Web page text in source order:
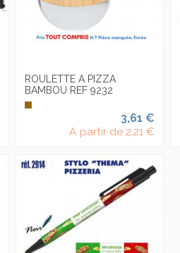
ROULETTE A PIZZA
BAMBOU REF 9232
3,61 €
A partir de 2,21 €